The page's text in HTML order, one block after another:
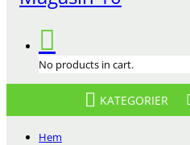
No products in cart.
KATEGORIER
Hem